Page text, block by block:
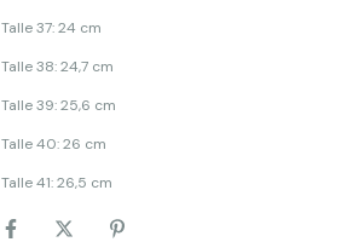
Talle 37: 24 cm
Talle 38: 24,7 cm
Talle 39: 25,6 cm
Talle 40: 26 cm
Talle 41: 26,5 cm